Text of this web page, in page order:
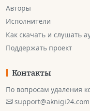
Авторы
Исполнители
Как скачать и слушать
Поддержать проект
Контакты
По вопросам удаления
support@aknigi24.com